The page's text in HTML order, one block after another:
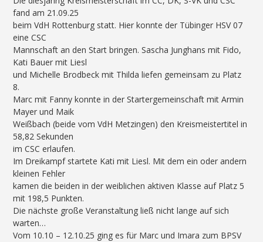
fand am 21.09.25
beim VdH Rottenburg statt. Hier konnte der Tübinger HSV 07
eine CSC
Mannschaft an den Start bringen. Sascha Junghans mit Fido,
Kati Bauer mit Liesl
und Michelle Brodbeck mit Thilda liefen gemeinsam zu Platz
8.
Marc mit Fanny konnte in der Startergemeinschaft mit Armin
Mayer und Maik
Weißbach (beide vom VdH Metzingen) den Kreismeistertitel in
58,82 Sekunden
im CSC erlaufen.
Im Dreikampf startete Kati mit Liesl. Mit dem ein oder andern
kleinen Fehler
kamen die beiden in der weiblichen aktiven Klasse auf Platz 5
mit 198,5 Punkten.
Die nächste große Veranstaltung ließ nicht lange auf sich
warten…
Vom 10.10 – 12.10.25 ging es für Marc und Imara zum BPSV